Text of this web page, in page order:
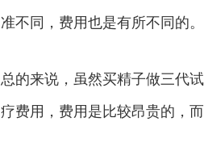
准不同，费用也是有所不同的。
总的来说，虽然买精子做三代
疗费用，费用是比较昂贵的，